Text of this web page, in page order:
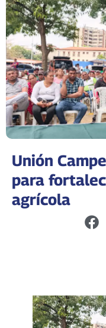
Unión
para
agrícola